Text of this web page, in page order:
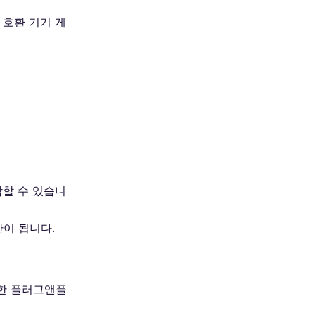
환 기기 게
수 있습니
됩니다.
플러그앤플